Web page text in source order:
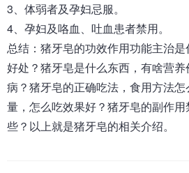
3、体弱者及孕妇忌服。
4、孕妇及咯血、吐血患者禁用。
总结： 猪牙皂的功效作用功能主治
好处 ？猪牙皂是什么东西，有啥营
病？猪牙皂的正确吃法，食用方法
量，怎么吃效果好？猪牙皂的副作
些？以上就是猪牙皂的相关介绍。